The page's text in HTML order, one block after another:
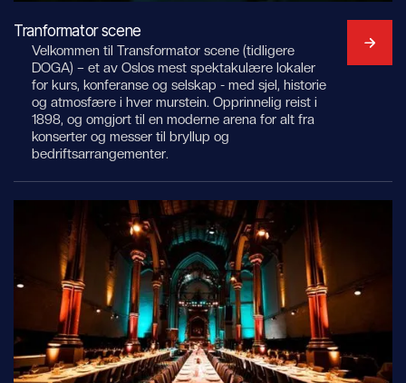
Tranformator scene
Velkommen til Transformator scene (tidligere
DOGA) – et av Oslos mest spektakulære lokaler
for kurs, konferanse og selskap - med sjel, historie
og atmosfære i hver murstein. Opprinnelig reist i
1898, og omgjort til en moderne arena for alt fra
konserter og messer til bryllup og
bedriftsarrangementer.